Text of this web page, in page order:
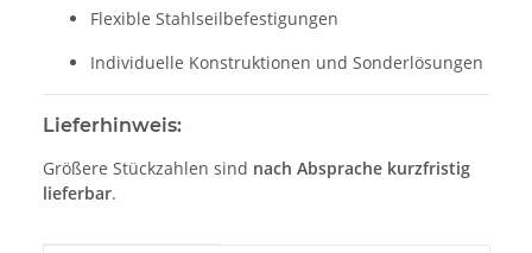
Flexible Stahlseilbefestigungen
Individuelle Konstruktionen und Sonderlösungen
Lieferhinweis:
Größere Stückzahlen sind nach Absprache kurzfristig
lieferbar.